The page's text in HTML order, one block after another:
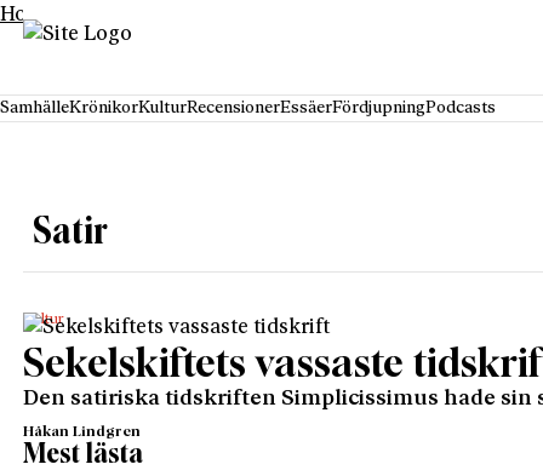
Hoppa till innehåll
SamhälleKrönikorKulturRecensionerEssäerFördjupningPodcasts
Satir
Kultur
Sekelskiftets vassaste
Den satiriska tidskriften Simplicissimus hade
Håkan Lindgren
Mest lästa